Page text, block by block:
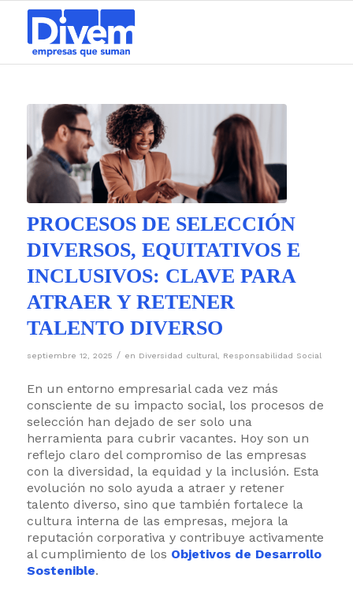
PROCESOS DE SELECCIÓN
DIVERSOS, EQUITATIVOS E
INCLUSIVOS: CLAVE PARA
ATRAER Y RETENER
TALENTO DIVERSO
septiembre 12, 2025 / en Diversidad cultural, Responsabilidad Social
En un entorno empresarial cada vez más
consciente de su impacto social, los procesos de
selección han dejado de ser solo una
herramienta para cubrir vacantes. Hoy son un
reflejo claro del compromiso de las empresas
con la diversidad, la equidad y la inclusión. Esta
evolución no solo ayuda a atraer y retener
talento diverso, sino que también fortalece la
cultura interna de las empresas, mejora la
reputación corporativa y contribuye activamente
al cumplimiento de los Objetivos de Desarrollo
Sostenible.